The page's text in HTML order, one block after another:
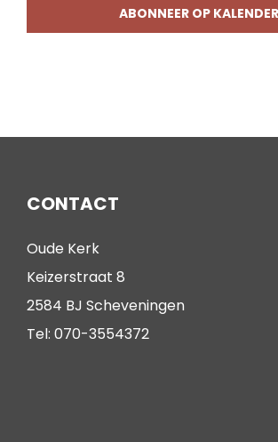
ABONNEER OP KALENDER
CONTACT
Oude Kerk
Keizerstraat 8
2584 BJ Scheveningen
Tel: 070-3554372